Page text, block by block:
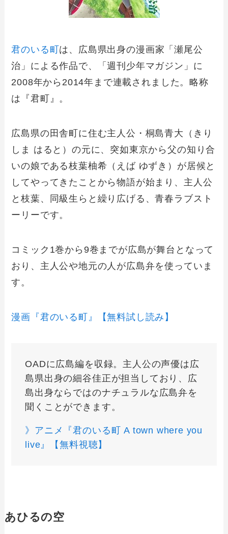
君のいる町 は、広島県出身の漫画家「瀬尾公
治」による作品で、「週刊少年マガジン」に
2008年から2014年まで連載されました。略称
は『君町』。
広島県の田舎町に住む主人公・桐島青大（きり
しま はると）の元に、突如東京から父の知り合
いの娘である枝葉柚希（えば ゆずき）が居候と
してやってきたことから物語が始まり、主人公
と枝葉、同級生らと繰り広げる、青春ラブスト
ーリーです。
コミック1巻から9巻までが広島が舞台となって
おり、主人公や地元の人が広島弁を使っていま
す。
漫画『君のいる町』【無料試し読み】
OADに広島編を収録。主人公の声優は広
島県出身の細谷佳正が担当しており、広
島出身ならではのナチュラルな広島弁を
聞くことができます。
》アニメ『君のいる町 A town where you
live』【無料視聴】
あひるの空